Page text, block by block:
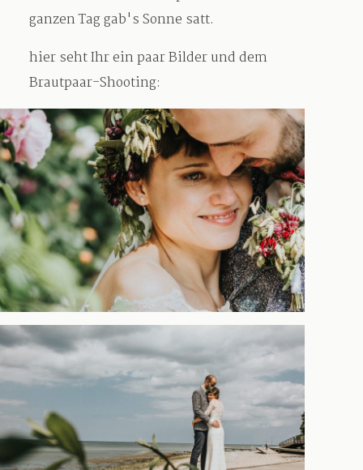
ganzen Tag gab's Sonne satt.
hier seht Ihr ein paar Bilder und dem
Brautpaar-Shooting: